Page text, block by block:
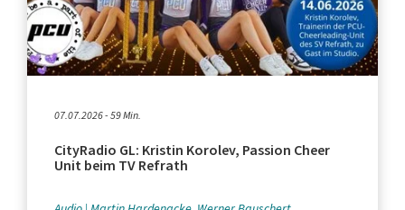
07.07.2026 - 59 Min.
CityRadio GL: Kristin Korolev, Passion Cheer
Unit beim TV Refrath